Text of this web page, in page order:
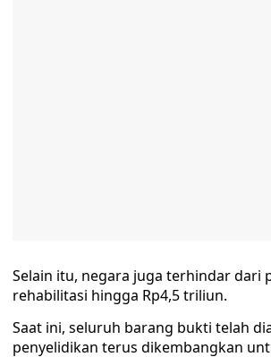
Selain itu, negara juga terhindar dari
rehabilitasi hingga Rp4,5 triliun.
Saat ini, seluruh barang bukti telah
penyelidikan terus dikembangkan